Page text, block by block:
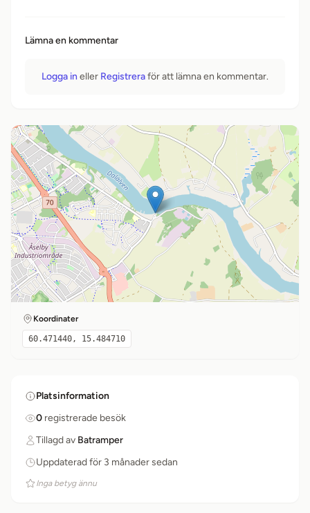
Lämna en kommentar
Logga in eller Registreraför att lämna en kommentar.
Koordinater
60.471440, 15.484710
Platsinformation
0 registrerade besök
Tillagd av Batramper
Uppdaterad för 3 månader sedan
Inga betyg ännu